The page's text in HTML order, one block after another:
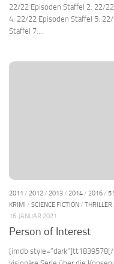
22/22 Episoden Staffel 2: 22/
4: 22/22 Episoden Staffel 5:
Staffel 7:...
2011 / 2012 / 2013 / 2014 / 2016 / 5
KRIMI / SCIENCE FICTION / THRILLER
16. JANUAR 2021
Person of Interest
[imdb